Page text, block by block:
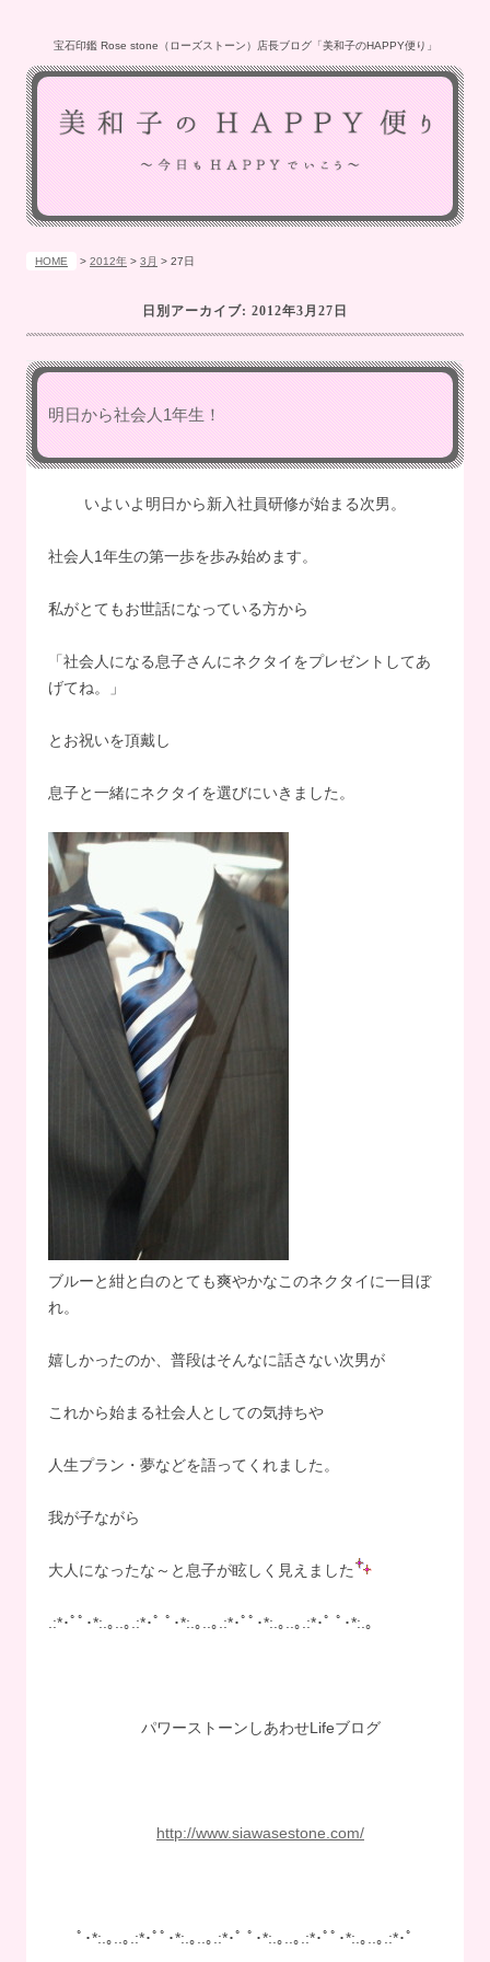
宝石印鑑 Rose stone（ローズストーン）店長ブログ「美和子のHAPPY便り」
HOME > 2012年 > 3月 > 27日
日別アーカイブ: 2012年3月27日
明日から社会人1年生！
いよいよ明日から新入社員研修が始まる次男。
社会人1年生の第一歩を歩み始めます。
私がとてもお世話になっている方から
「社会人になる息子さんにネクタイをプレゼントしてあ
げてね。」
とお祝いを頂戴し
息子と一緒にネクタイを選びにいきました。
ブルーと紺と白のとても爽やかなこのネクタイに一目ぼ
れ。
嬉しかったのか、普段はそんなに話さない次男が
これから始まる社会人としての気持ちや
人生プラン・夢などを語ってくれました。
我が子ながら
大人になったな～と息子が眩しく見えました
.:*･ﾟﾟ･*:.｡..｡.:*･ﾟ ﾟ･*:.｡..｡.:*･ﾟﾟ･*:.｡..｡.:*･ﾟ ﾟ･*:.｡
パワーストーンしあわせLifeブログ
http://www.siawasestone.com/
ﾟ･*:.｡..｡.:*･ﾟﾟ･*:.｡..｡.:*･ﾟ ﾟ･*:.｡..｡.:*･ﾟﾟ･*:.｡..｡.:*･ﾟ